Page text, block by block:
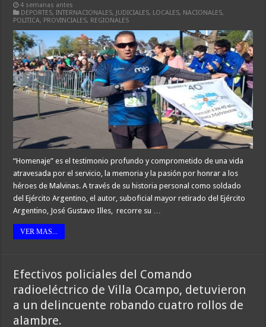
4 semanas antes
DEPORTES,INTERNACIONALES, JUDICIALES, LOCALES, NACIONALES,
POLITICA, PROVINCIALES, REGIONALES
“Homenaje” es el testimonio profundo y comprometido de una vida
atravesada por el servicio, la memoria y la pasión por honrar a los
héroes de Malvinas. A través de su historia personal como soldado
del Ejército Argentino, el autor, suboficial mayor retirado del Ejército
Argentino, José Gustavo Illes, recorre su …
VER MAS...
Efectivos policiales del Comando
radioeléctrico de Villa Ocampo, detuvieron
a un delincuente robando cuatro rollos de
alambre.